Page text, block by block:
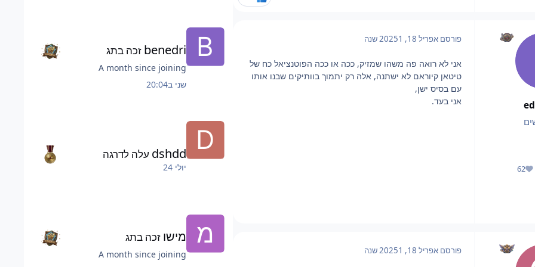
62
מוניטין
פורסם אפריל 18, 2025 1 שנה
אני לא רואה פה משהו שמזיק, ככה או ככה הפוטנציאל כח של
טיטאן קיוראם לא ישתנה, אלה רק יתמוך בוותיקים שבנו אותו
עם בסיס ישן,
אני בעד.
פורסם אפריל 18, 2025 1 שנה
benedri זכה בתג
A month since joining
שני ב20:04
dshdd עלה לדרגה
יולי 24
מישו זכה בתג
A month since joining